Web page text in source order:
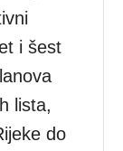
i šest
lista,
do